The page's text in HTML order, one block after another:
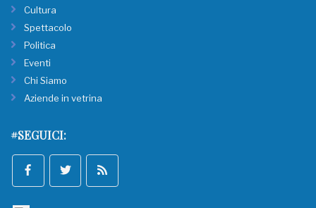
Cultura
Spettacolo
Politica
Eventi
Chi Siamo
Aziende in vetrina
#SEGUICI: